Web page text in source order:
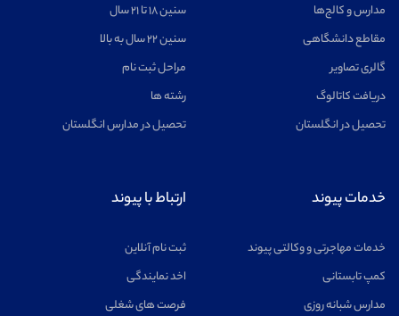
مدارس و کالج‌ها
مقاطع دانشگاهی
گالری تصاویر
دریافت کاتالوگ
تحصیل در انگلستان
سنین ۱۸ تا ۲۱ سال
سنین ۲۲ سال به بالا
مراحل ثبت نام
رشته ها
تحصیل در مدارس انگلستان
خدمات پیوند
خدمات مهاجرتی و وکالتی پیوند
کمپ تابستانی
مدارس شبانه روزی
ارتباط با پیوند
ثبت نام آنلاین
اخد نمایندگی
فرصت های شغلی